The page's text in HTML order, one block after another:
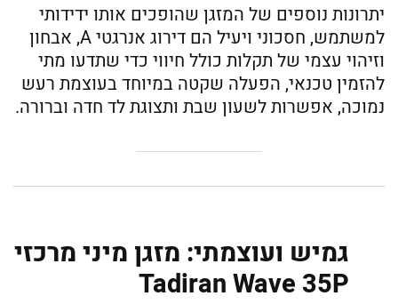
יתרונות נוספים של המזגן שהופכים אותו ידידותי
למשתמש, חסכוני ויעיל הם דירוג אנרגטי A, אבחון
וזיהוי עצמי של תקלות כולל חיווי כדי שתדעו מתי
להזמין טכנאי, הפעלה שקטה במיוחד בעוצמת רעש
נמוכה, אפשרות לשעון שבת ותצוגת לד חדה וברורה.
גמיש ועוצמתי: מזגן מיני מרכזי
Tadiran Wave 35P